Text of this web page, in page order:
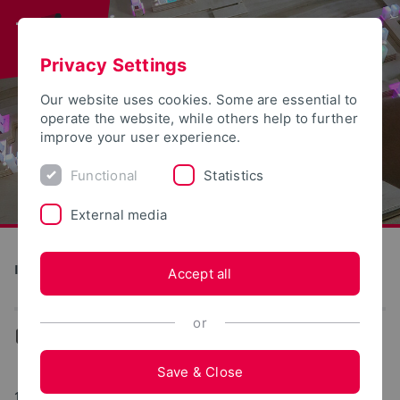
Institute for Design Strategies
11/02/2017
Privacy Settings
Our website uses cookies. Some are essential to
operate the website, while others help to further
improve your user experience.
Functional Statistics
External media
Accept all
or
Save & Close